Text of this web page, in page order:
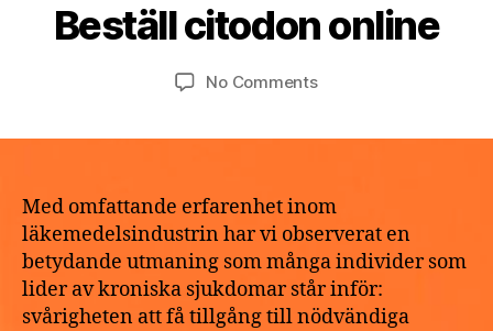
Categories
O
Z
E
D
Beställ citodon online
p
t
y
2
2
2
No Commentson
Med omfattande erfarenhet inom
läkemedelsindustrin har vi observerat en
betydande utmaning som många individer som
lider av kroniska sjukdomar står inför:
svårigheten att få tillgång till nödvändiga